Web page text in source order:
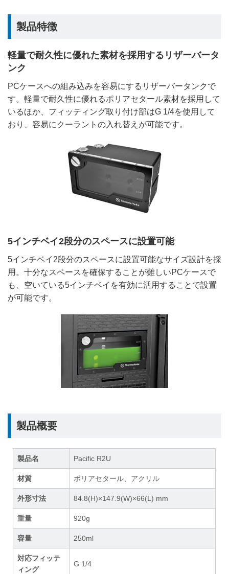
製品特徴
軽量で耐久性に優れた素材を採用するリザーバータ
ンク
PCケースへの組み込みを容易にするリザーバータンクで
す。軽量で耐久性に優れるポリアセタール素材を採用して
いるほか、フィッティング取り付け部はG 1/4を使用して
おり、容易にクーラントの入れ替えが可能です。
5インチベイ2段分のスペースに設置可能
5インチベイ2段分のスペースに設置可能なサイズ設計を採
用。十分なスペースを確保することが難しいPCケースで
も、空いている5インチベイを有効に活用することで設置
が可能です。
製品概要
製品名 Pacific R2U
材質 ポリアセタール、アクリル
外形寸法 84.8(H)×147.9(W)×66(L) mm
重量 920g
容量 250ml
対応フィッテ
ィング
G 1/4